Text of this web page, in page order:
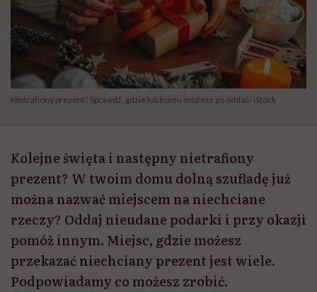
Nietrafiony prezent? Sprawdź, gdzie lub komu możesz go oddać/ iStock
Kolejne święta i następny nietrafiony
prezent? W twoim domu dolną szufladę już
można nazwać miejscem na niechciane
rzeczy? Oddaj nieudane podarki i przy okazji
pomóż innym. Miejsc, gdzie możesz
przekazać niechciany prezent jest wiele.
Podpowiadamy co możesz zrobić.